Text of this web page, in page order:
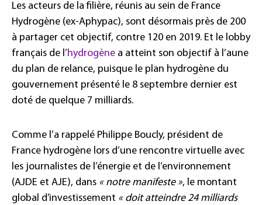
Les acteurs de la filière, réunis au sein de France
Hydrogène (ex-Aphypac), sont désormais près de 200
à partager cet objectif, contre 120 en 2019. Et le lobby
français de l’hydrogène a atteint son objectif à l’aune
du plan de relance, puisque le plan hydrogène du
gouvernement présenté le 8 septembre dernier est
doté de quelque 7 milliards.
Comme l’a rappelé Philippe Boucly, président de
France hydrogène lors d’une rencontre virtuelle avec
les journalistes de l’énergie et de l’environnement
(AJDE et AJE), dans « notre manifeste », le montant
global d’investissement « doit atteindre 24 milliards